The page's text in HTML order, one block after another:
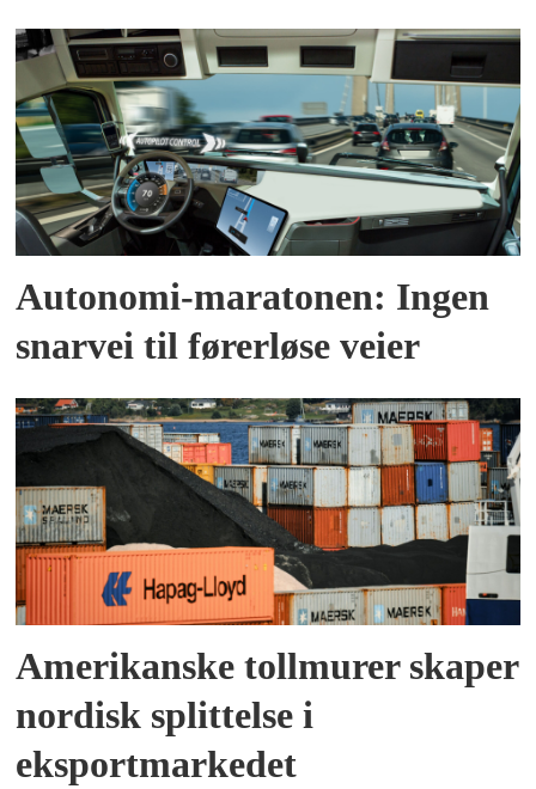
Autonomi-maratonen: Ingen
snarvei til førerløse veier
Amerikanske tollmurer skaper
nordisk splittelse i
eksportmarkedet